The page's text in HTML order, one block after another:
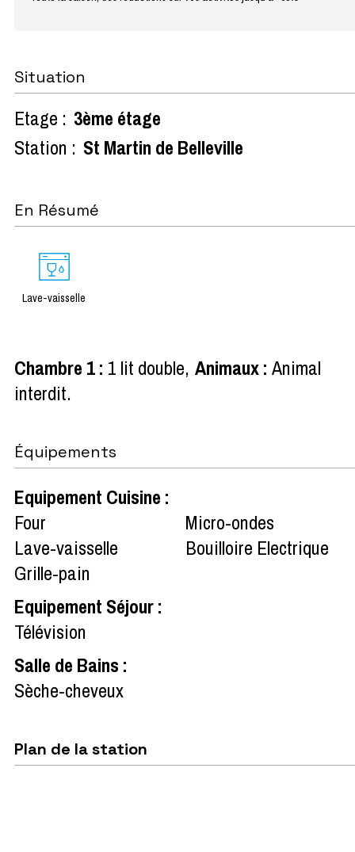
Situation
Etage : 3ème étage
Station : St Martin de Belleville
En Résumé
Lave-vaisselle
Chambre 1: 1 lit double Animaux: Animal
interdit
Équipements
Equipement Cuisine :
Four
Micro-ondes
Lave-vaisselle
Bouilloire Electrique
Grille-pain
Equipement Séjour:
Télévision
Salle de Bains :
Sèche-cheveux
Plan de la station